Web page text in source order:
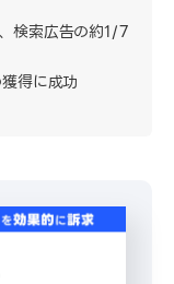
検索広告の約1/7
得に成功